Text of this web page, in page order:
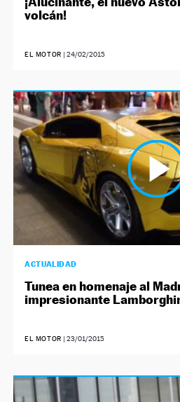
volcán!
EL MOTOR | 24/02/2015
ACTUALIDAD
Tunea en homenaje al
impresionante
EL MOTOR 23/01/2015